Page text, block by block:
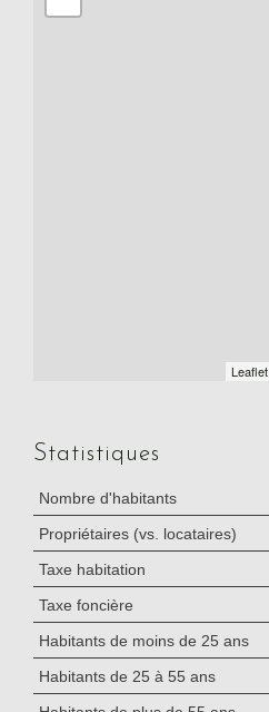
Leaflet
Statistiques
Nombre d'habitants
Propriétaires (vs. locataires)
Taxe habitation
Taxe foncière
Habitants de moins de 25 ans
Habitants de 25 à 55 ans